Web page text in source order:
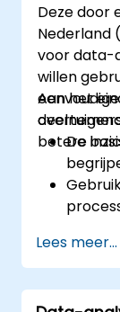
Deze door
Nederland
voor data-
willen
betere
Aan het
De
Lees meer...